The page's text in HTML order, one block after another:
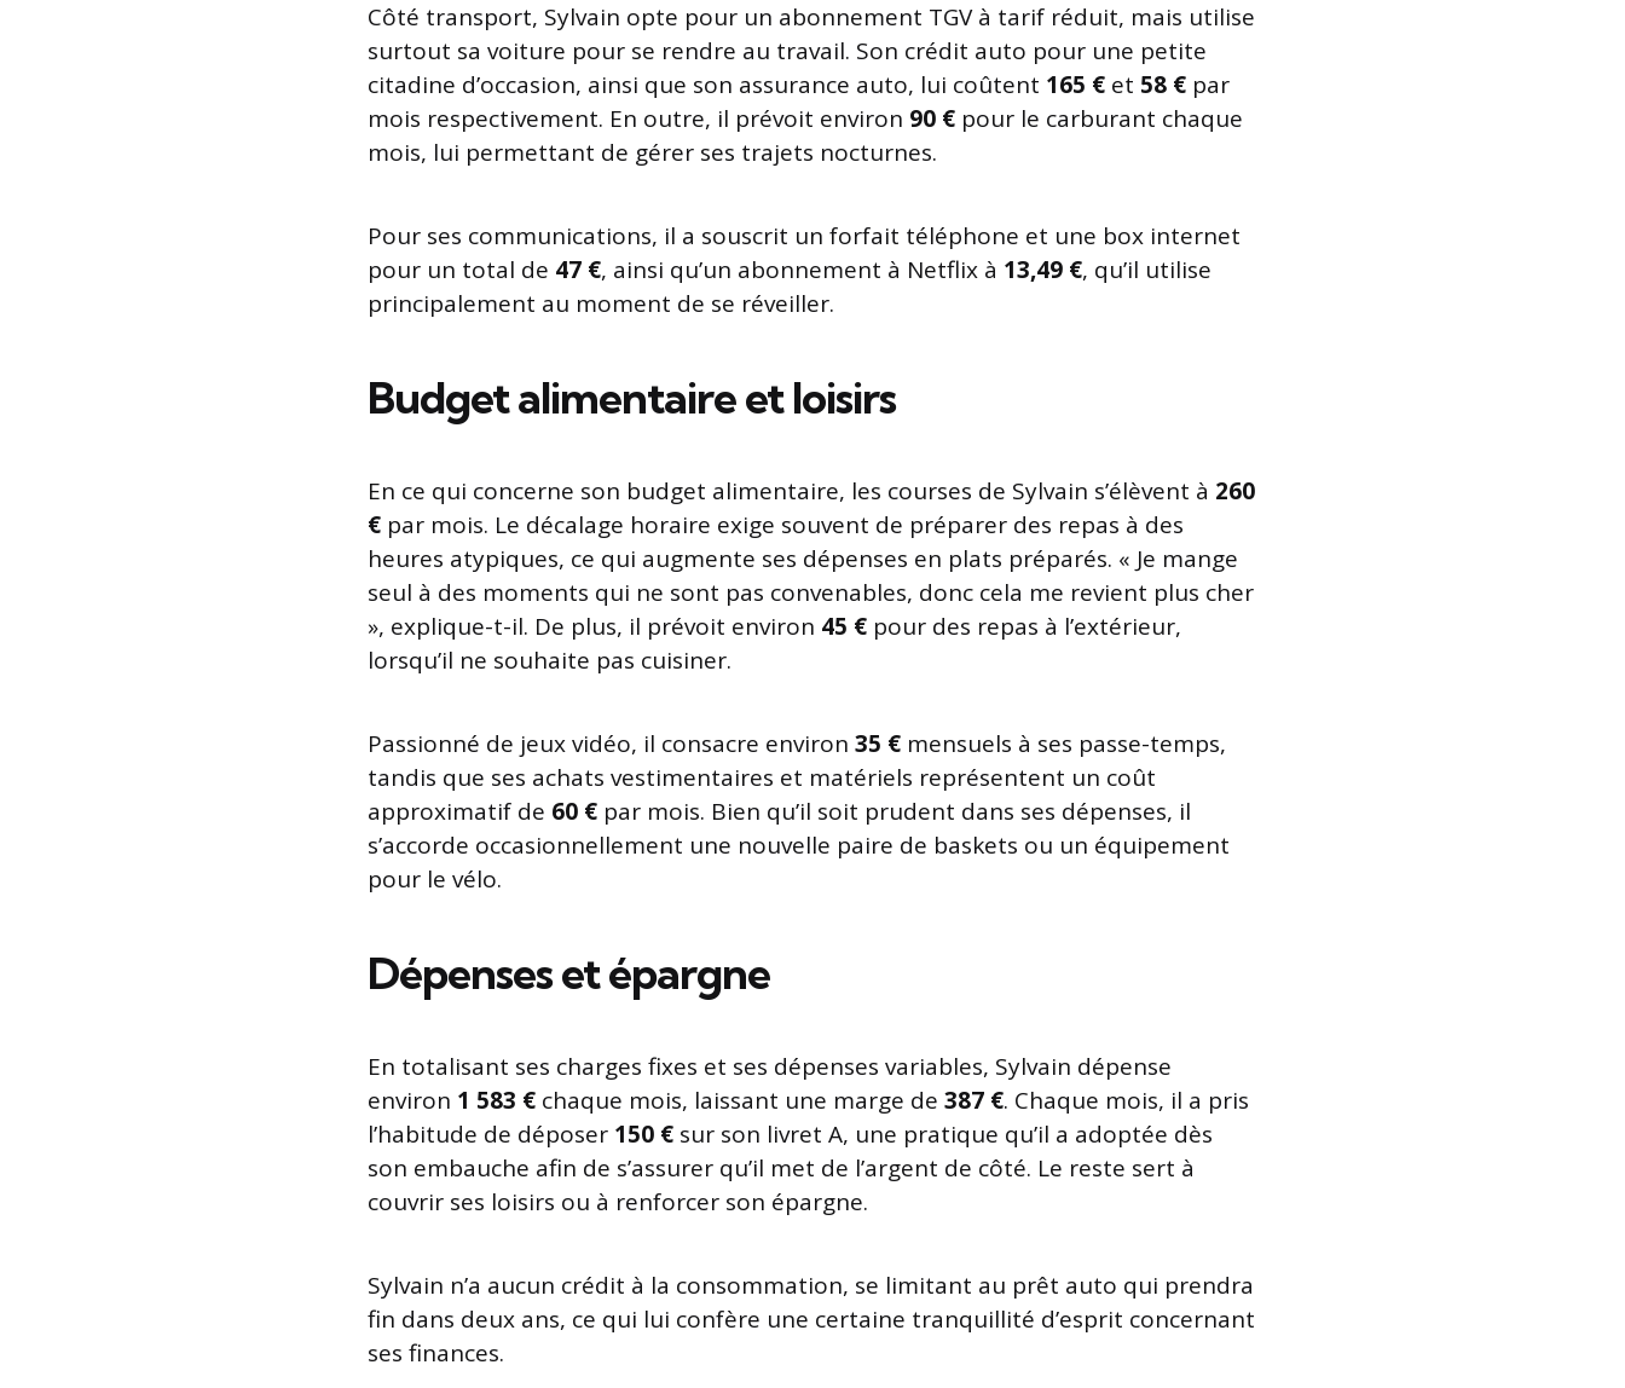
Côté transport, Sylvain opte pour un abonnement TGV à tarif réduit, mais utilise
surtout sa voiture pour se rendre au travail. Son crédit auto pour une petite
citadine d’occasion, ainsi que son assurance auto, lui coûtent 165 € et 58 € par
mois respectivement. En outre, il prévoit environ 90 € pour le carburant chaque
mois, lui permettant de gérer ses trajets nocturnes.
Pour ses communications, il a souscrit un forfait téléphone et une box internet
pour un total de 47 €, ainsi qu’un abonnement à Netflix à 13,49 €, qu’il utilise
principalement au moment de se réveiller.
Budget alimentaire et loisirs
En ce qui concerne son budget alimentaire, les courses de Sylvain s’élèvent à 260
€ par mois. Le décalage horaire exige souvent de préparer des repas à des
heures atypiques, ce qui augmente ses dépenses en plats préparés. « Je mange
seul à des moments qui ne sont pas convenables, donc cela me revient plus cher
», explique-t-il. De plus, il prévoit environ 45 € pour des repas à l’extérieur,
lorsqu’il ne souhaite pas cuisiner.
Passionné de jeux vidéo, il consacre environ 35 € mensuels à ses passe-temps,
tandis que ses achats vestimentaires et matériels représentent un coût
approximatif de 60 € par mois. Bien qu’il soit prudent dans ses dépenses, il
s’accorde occasionnellement une nouvelle paire de baskets ou un équipement
pour le vélo.
Dépenses et épargne
En totalisant ses charges fixes et ses dépenses variables, Sylvain dépense
environ 1 583 € chaque mois, laissant une marge de 387 €. Chaque mois, il a pris
l’habitude de déposer 150 € sur son livret A, une pratique qu’il a adoptée dès
son embauche afin de s’assurer qu’il met de l’argent de côté. Le reste sert à
couvrir ses loisirs ou à renforcer son épargne.
Sylvain n’a aucun crédit à la consommation, se limitant au prêt auto qui prendra
fin dans deux ans, ce qui lui confère une certaine tranquillité d’esprit concernant
ses finances.